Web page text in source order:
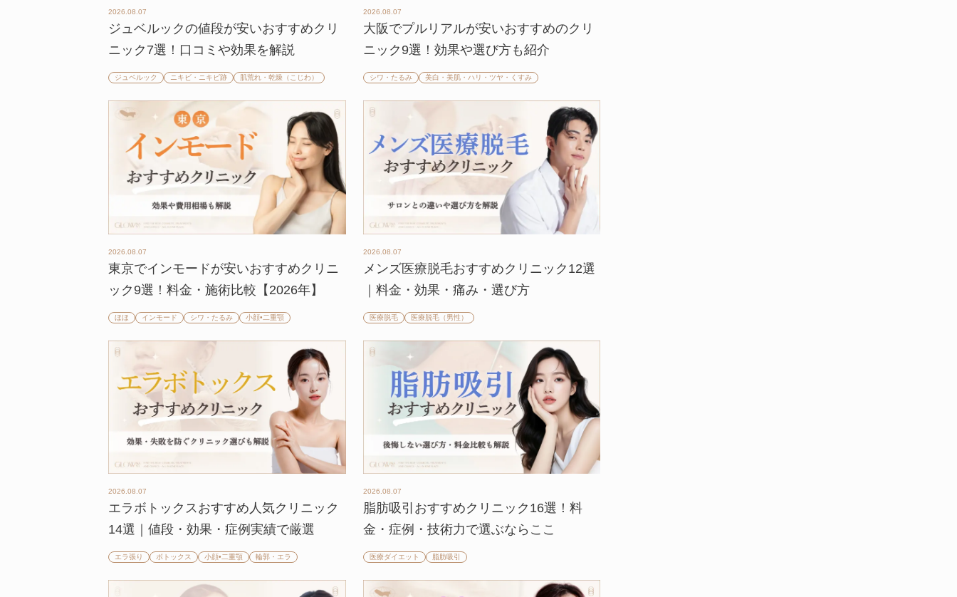
2026.08.07
ジュベルックの値段が安いおすすめクリ
ニック7選！口コミや効果を解説
ジュベルック ニキビ・ニキビ跡 肌荒れ・乾燥（こじわ）
2026.08.07
大阪でプルリアルが安いおすすめのクリ
ニック9選！効果や選び方も紹介
シワ・たるみ 美白・美肌・ハリ・ツヤ・くすみ
2026.08.07
東京でインモードが安いおすすめクリニ
ック9選！料金・施術比較【2026年】
ほほ インモード シワ・たるみ 小顔•二重顎
2026.08.07
メンズ医療脱毛おすすめクリニック12選
｜料金・効果・痛み・選び方
医療脱毛 医療脱毛（男性）
2026.08.07
エラボトックスおすすめ人気クリニック
14選｜値段・効果・症例実績で厳選
エラ張り ボトックス 小顔•二重顎 輪郭・エラ
2026.08.07
脂肪吸引おすすめクリニック16選！料
金・症例・技術力で選ぶならここ
医療ダイエット 脂肪吸引